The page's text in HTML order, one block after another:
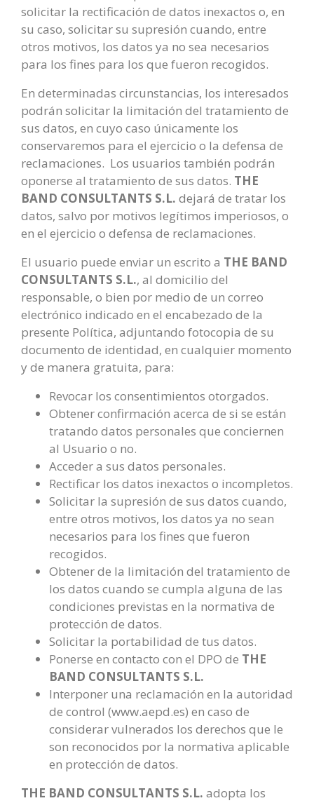
solicitar la rectificación de datos inexactos o, en
su caso, solicitar su supresión cuando, entre
otros motivos, los datos ya no sea necesarios
para los fines para los que fueron recogidos.
En determinadas circunstancias, los interesados
podrán solicitar la limitación del tratamiento de
sus datos, en cuyo caso únicamente los
conservaremos para el ejercicio o la defensa de
reclamaciones. Los usuarios también podrán
oponerse al tratamiento de sus datos. THE
BAND CONSULTANTS S.L. dejará de tratar los
datos, salvo por motivos legítimos imperiosos, o
en el ejercicio o defensa de reclamaciones.
El usuario puede enviar un escrito a THE BAND
CONSULTANTS S.L., al domicilio del
responsable, o bien por medio de un correo
electrónico indicado en el encabezado de la
presente Política, adjuntando fotocopia de su
documento de identidad, en cualquier momento
y de manera gratuita, para:
Revocar los consentimientos otorgados.
Obtener confirmación acerca de si se están
tratando datos personales que conciernen
al Usuario o no.
Acceder a sus datos personales.
Rectificar los datos inexactos o incompletos.
Solicitar la supresión de sus datos cuando,
entre otros motivos, los datos ya no sean
necesarios para los fines que fueron
recogidos.
Obtener de la limitación del tratamiento de
los datos cuando se cumpla alguna de las
condiciones previstas en la normativa de
protección de datos.
Solicitar la portabilidad de tus datos.
Ponerse en contacto con el DPO de THE
BAND CONSULTANTS S.L.
Interponer una reclamación en la autoridad
de control (www.aepd.es) en caso de
considerar vulnerados los derechos que le
son reconocidos por la normativa aplicable
en protección de datos.
THE BAND CONSULTANTS S.L. adopta los